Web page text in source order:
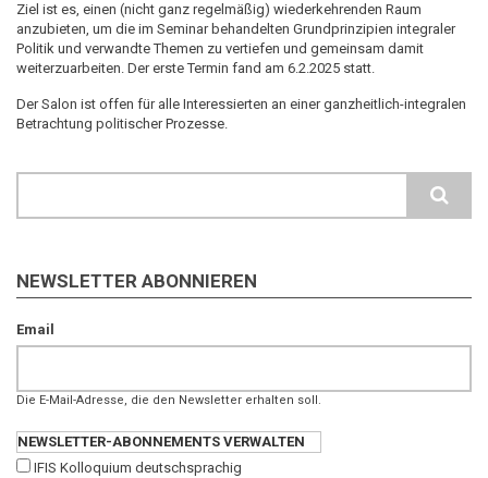
Ziel ist es, einen (nicht ganz regelmäßig) wiederkehrenden Raum
anzubieten, um die im Seminar behandelten Grundprinzipien integraler
Politik und verwandte Themen zu vertiefen und gemeinsam damit
weiterzuarbeiten. Der erste Termin fand am 6.2.2025 statt.
Der Salon ist offen für alle Interessierten an einer ganzheitlich-integralen
Betrachtung politischer Prozesse.
NEWSLETTER ABONNIEREN
Email
Die E-Mail-Adresse, die den Newsletter erhalten soll.
NEWSLETTER-ABONNEMENTS VERWALTEN
IFIS Kolloquium deutschsprachig